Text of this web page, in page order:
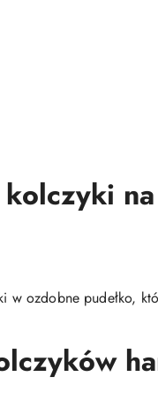
w ozdobne pudełko,